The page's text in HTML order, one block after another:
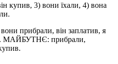
купив, 3) вони їхали, 4) вона
прибрали, він заплатив, я
МАЙБУТНЄ: прибрали,